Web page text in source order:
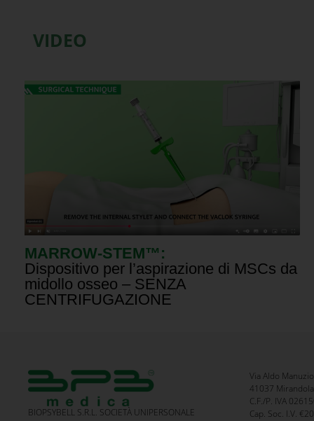
VIDEO
MARROW-STEM™:
Dispositivo per l’aspirazione di MSCs da
midollo osseo – SENZA
CENTRIFUGAZIONE
BIOPSYBELL S.R.L. SOCIETÀ UNIPERSONALE
Via Aldo
41037
C.F./P. IVA
Cap. Soc. I.V.